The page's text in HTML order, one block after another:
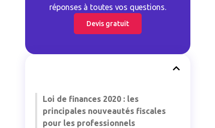
réponses à toutes vos questions.
Devis gratuit
Loi de finances 2020 : les
principales nouveautés fiscales
pour les professionnels